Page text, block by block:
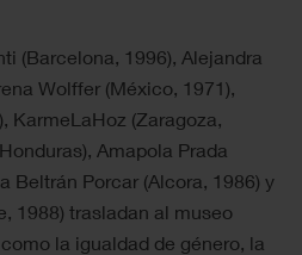
(Barcelona, 1996), Alejandra
Wolffer (México, 1971),
KarmeLaHoz (Zaragoza,
Amapola Prada
Beltrán Porcar (Alcora, 1986) y
1988) trasladan al museo
la igualdad de género, la